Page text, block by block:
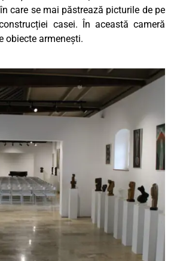
care se mai păstrează picturile de pe
casei. În această cameră
obiecte armenești.